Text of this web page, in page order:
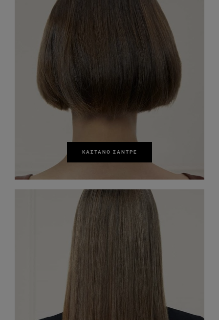
ΚΑΣΤΑΝΌ ΣΑΝΤΡΈ